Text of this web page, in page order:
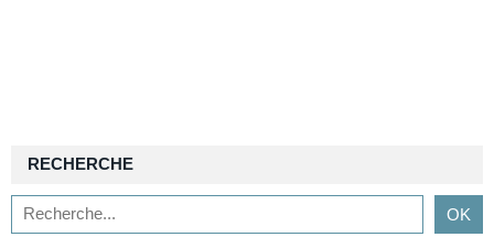
RECHERCHE